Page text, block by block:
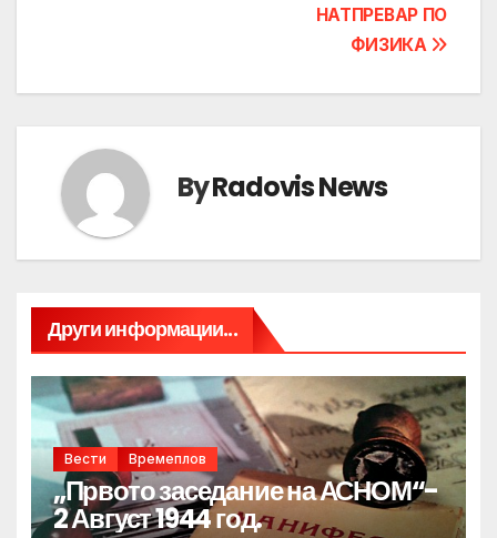
НАТПРЕВАР ПО
ФИЗИКА
ByRadovis News
Други информации...
Вести Времеплов
„Првото заседание на АСНОМ“-
2 Август 1944 год.